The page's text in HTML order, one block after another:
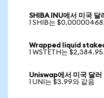
SHIBA INU에서 미국 달
1 SHIB는 $0.00000468
Wrapped liquid
1 WSTETH는 $2,384.95
Uniswap에서 미국 달러
1 UNI는 $3.99와 같음